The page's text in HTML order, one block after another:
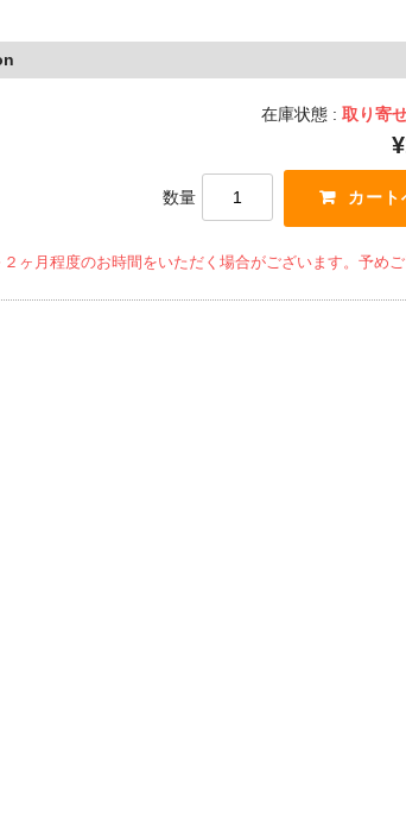
在庫状態 : 取り寄
数量
ヶ月程度のお時間をいただく場合がございます。予め